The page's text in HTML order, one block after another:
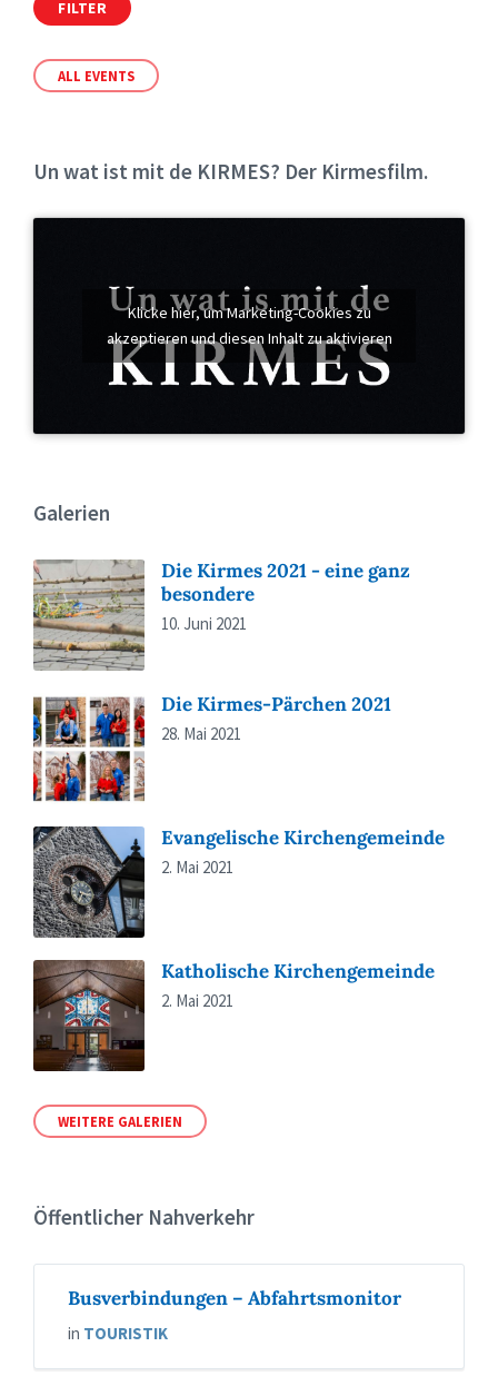
FILTER
ALL EVENTS
Un wat ist mit de KIRMES? Der Kirmesfilm.
Klicke hier, um Marketing-Cookies zu
akzeptieren und diesen Inhalt zu aktivieren
Galerien
Die Kirmes 2021 - eine ganz
besondere
10. Juni 2021
Die Kirmes-Pärchen 2021
28. Mai 2021
Evangelische Kirchengemeinde
2. Mai 2021
Katholische Kirchengemeinde
2. Mai 2021
WEITERE GALERIEN
Öffentlicher Nahverkehr
Busverbindungen – Abfahrtsmonitor
in TOURISTIK